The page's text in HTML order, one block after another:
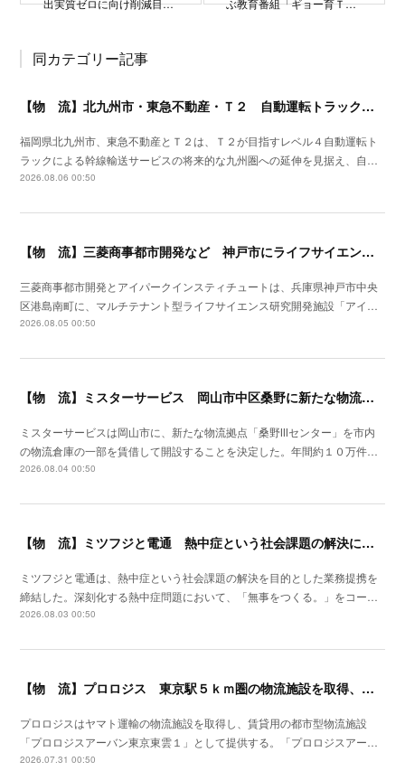
出実質ゼロに向け削減目… ぶ教育番組「ギョー育Ｔ…
同カテゴリー記事
【物 流】北九州市・東急不動産・Ｔ２ 自動運転トラック拠点整備に向け官民連携
福岡県北九州市、東急不動産とＴ２は、Ｔ２が目指すレベル４自動運転ト
ラックによる幹線輸送サービスの将来的な九州圏への延伸を見据え、自…
2026.08.06 00:50
【物 流】三菱商事都市開発など 神戸市にライフサイエンス研究開発施設を着工
三菱商事都市開発とアイパークインスティチュートは、兵庫県神戸市中央
区港島南町に、マルチテナント型ライフサイエンス研究開発施設「アイ…
2026.08.05 00:50
【物 流】ミスターサービス 岡山市中区桑野に新たな物流拠点を増設
ミスターサービスは岡山市に、新たな物流拠点「桑野Ⅲセンター」を市内
の物流倉庫の一部を賃借して開設することを決定した。年間約１０万件…
2026.08.04 00:50
【物 流】ミツフジと電通 熱中症という社会課題の解決に向け業務提携
ミツフジと電通は、熱中症という社会課題の解決を目的とした業務提携を
締結した。深刻化する熱中症問題において、「無事をつくる。」をコー…
2026.08.03 00:50
【物 流】プロロジス 東京駅５ｋｍ圏の物流施設を取得、２７年４月提供開始
プロロジスはヤマト運輸の物流施設を取得し、賃貸用の都市型物流施設
「プロロジスアーバン東京東雲１」として提供する。「プロロジスアー…
2026.07.31 00:50